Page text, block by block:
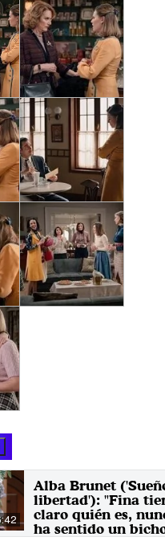
Alba Brunet
libertad'): "Fina
claro quién es,
ha sentido un